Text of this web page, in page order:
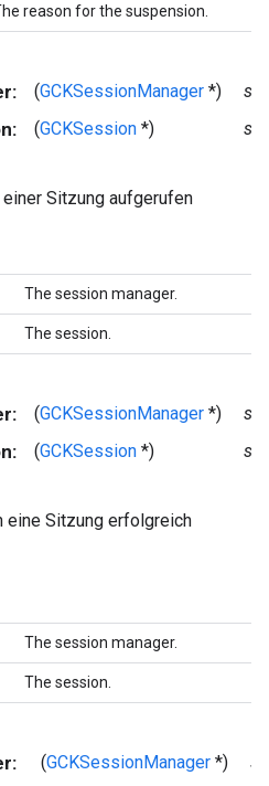
reason for the suspension.
(GCKSessionManager *)
(GCKSession *)
Sitzung aufgerufen
The session manager.
The session.
(GCKSessionManager *)
(GCKSession *)
eine Sitzung erfolgreich
The session manager.
The session.
(GCKSessionManager *)